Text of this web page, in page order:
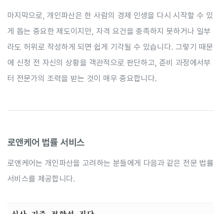
마지막으로, 개인파산은 한 사람의 경제 인생을 다시 시작할 수 있
게 돕는 중요한 제도이지만, 자격 요건을 충족하지 못하거나 일부
라도 허위로 작성하게 되면 쉽게 기각될 수 있습니다. 그렇기 때문
에 신청 전 자신의 상황을 객관적으로 판단하고, 준비 과정에서부
터 전문가의 조력을 받는 것이 매우 중요합니다.
로앤케어 법률 서비스
로앤케어는 개인파산을 고려하는 분들에게 다음과 같은 전문 법률
서비스를 제공합니다.